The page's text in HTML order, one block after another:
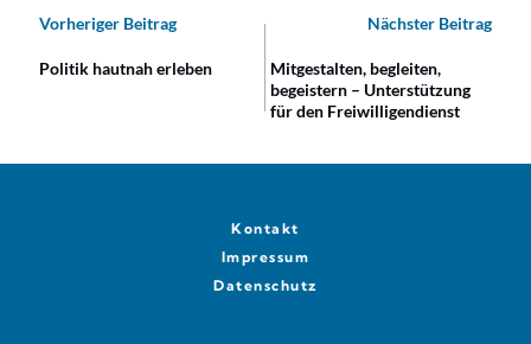
Vorheriger Beitrag Nächster Beitrag
Politik hautnah erleben
Mitgestalten, begleiten,
begeistern – Unterstützung
für den Freiwilligendienst
Kontakt
Impressum
Datenschutz